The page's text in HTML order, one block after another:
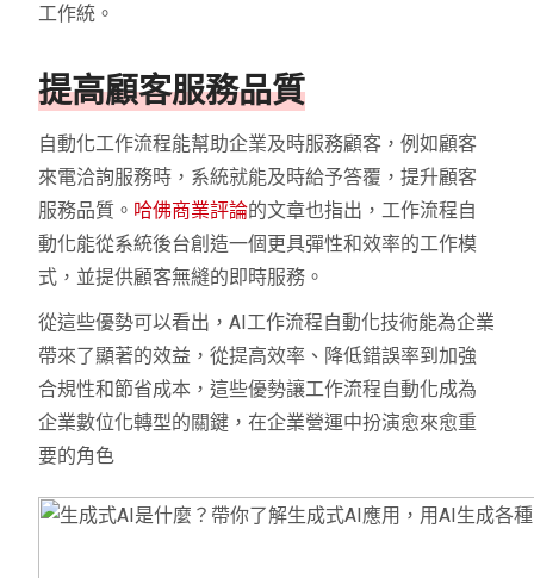
工作統。
提高顧客服務品質
自動化工作流程能幫助企業及時服務顧客，例如顧客
來電洽詢服務時，系統就能及時給予答覆，提升顧客
服務品質。 哈佛商業評論的文章也指出，工作流程自
動化能從系統後台創造一個更具彈性和效率的工作模
式，並提供顧客無縫的即時服務。
從這些優勢可以看出，AI工作流程自動化技術能為企業
帶來了顯著的效益，從提高效率、降低錯誤率到加強
合規性和節省成本，這些優勢讓工作流程自動化成為
企業數位化轉型的關鍵，在企業營運中扮演愈來愈重
要的角色